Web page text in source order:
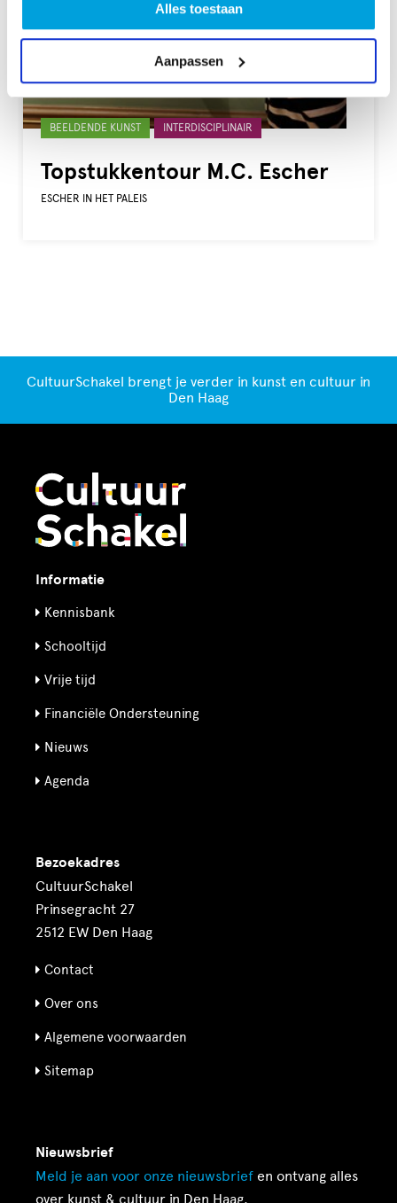
Alles toestaan
Aanpassen
Topstukkentour M.C. Escher
Gelabeld
met:
BEELDENDE KUNST INTERDISCIPLINAIR
ESCHER IN HET PALEIS
CultuurSchakel brengt je verder in kunst en cultuur in
Den Haag
Informatie
Kennisbank
Schooltijd
Vrije tijd
Financiële Ondersteuning
Nieuws
Agenda
Bezoekadres
CultuurSchakel
Prinsegracht 27
2512 EW Den Haag
Contact
Over ons
Algemene voorwaarden
Sitemap
Nieuwsbrief
Meld je aan voor onze nieuwsbrief en ontvang alles
over kunst & cultuur in Den Haag.